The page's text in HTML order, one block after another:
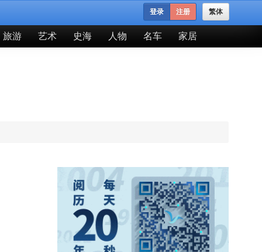
繁体
登录 注册
旅游 艺术 史海 人物 名车 家居